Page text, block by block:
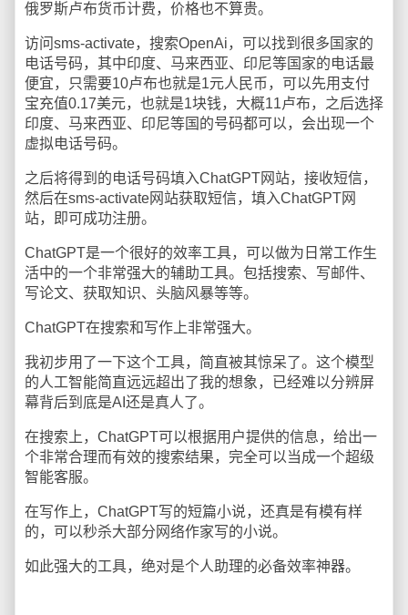
俄罗斯卢布货币计费，价格也不算贵。
访问sms-activate，搜索OpenAi，可以找到很多国家的
电话号码，其中印度、马来西亚、印尼等国家的电话最
便宜，只需要10卢布也就是1元人民币，可以先用支付
宝充值0.17美元，也就是1块钱，大概11卢布，之后选择
印度、马来西亚、印尼等国的号码都可以，会出现一个
虚拟电话号码。
之后将得到的电话号码填入ChatGPT网站，接收短信，
然后在sms-activate网站获取短信，填入ChatGPT网
站，即可成功注册。
ChatGPT是一个很好的效率工具，可以做为日常工作生
活中的一个非常强大的辅助工具。包括搜索、写邮件、
写论文、获取知识、头脑风暴等等。
ChatGPT在搜索和写作上非常强大。
我初步用了一下这个工具，简直被其惊呆了。这个模型
的人工智能简直远远超出了我的想象，已经难以分辨屏
幕背后到底是AI还是真人了。
在搜索上，ChatGPT可以根据用户提供的信息，给出一
个非常合理而有效的搜索结果，完全可以当成一个超级
智能客服。
在写作上，ChatGPT写的短篇小说，还真是有模有样
的，可以秒杀大部分网络作家写的小说。
如此强大的工具，绝对是个人助理的必备效率神器。